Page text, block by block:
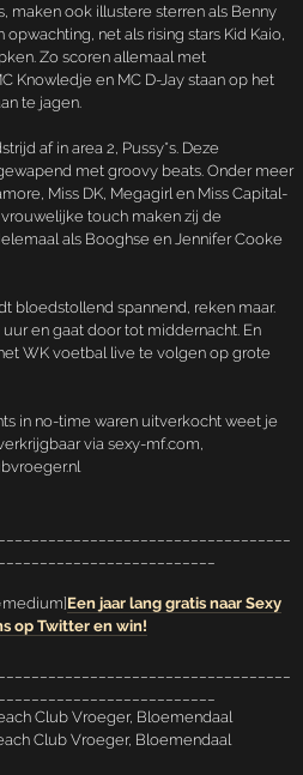
maken ook illustere sterren als Benny
net als rising stars Kid Kaio,
Zo scoren allemaal met
Knowledje en MC D-Jay staan op het
te jagen.
af in area 2, Pussy*s. Deze
met groovy beats. Onder meer
Miss DK, Megagirl en Miss Capital-
touch maken zij de
als Booghse en Jennifer Cooke
bloedstollend spannend, reken maar.
en gaat door tot middernacht. En
WK voetbal live te volgen op grote
in no-time waren uitverkocht weet je
via sexy-mf.com,
Een jaar lang gratis naar Sexy
op Twitter en win!
Club Vroeger, Bloemendaal
Club Vroeger, Bloemendaal